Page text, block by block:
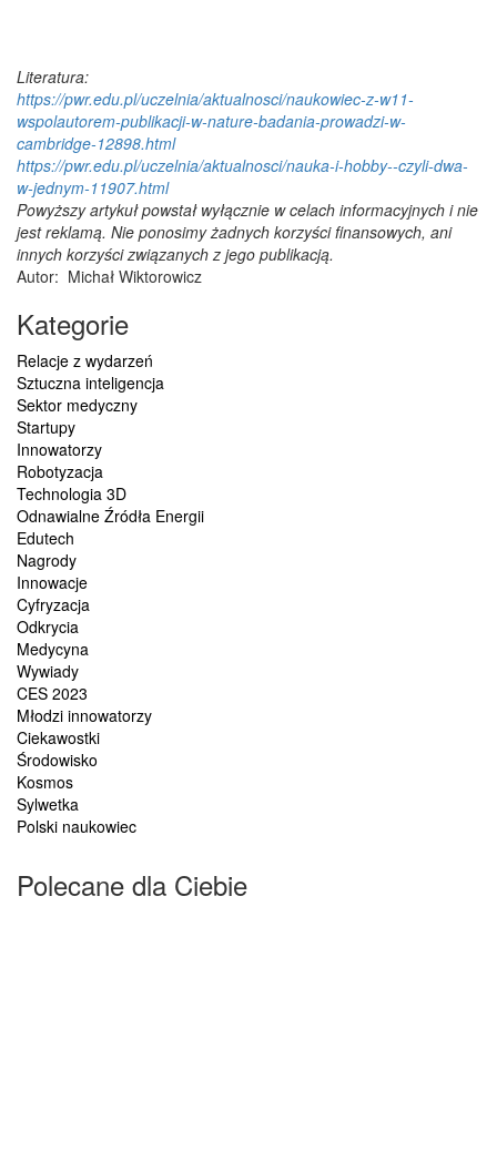
Literatura:
https://pwr.edu.pl/uczelnia/aktualnosci/naukowiec-z-w11-
wspolautorem-publikacji-w-nature-badania-prowadzi-w-
cambridge-12898.html
https://pwr.edu.pl/uczelnia/aktualnosci/nauka-i-hobby--czyli-dwa-
w-jednym-11907.html
Powyższy artykuł powstał wyłącznie w celach informacyjnych i nie
jest reklamą. Nie ponosimy żadnych korzyści finansowych, ani
innych korzyści związanych z jego publikacją.
Autor: Michał Wiktorowicz
Kategorie
Relacje z wydarzeń
Sztuczna inteligencja
Sektor medyczny
Startupy
Innowatorzy
Robotyzacja
Technologia 3D
Odnawialne Źródła Energii
Edutech
Nagrody
Innowacje
Cyfryzacja
Odkrycia
Medycyna
Wywiady
CES 2023
Młodzi innowatorzy
Ciekawostki
Środowisko
Kosmos
Sylwetka
Polski naukowiec
Polecane dla Ciebie